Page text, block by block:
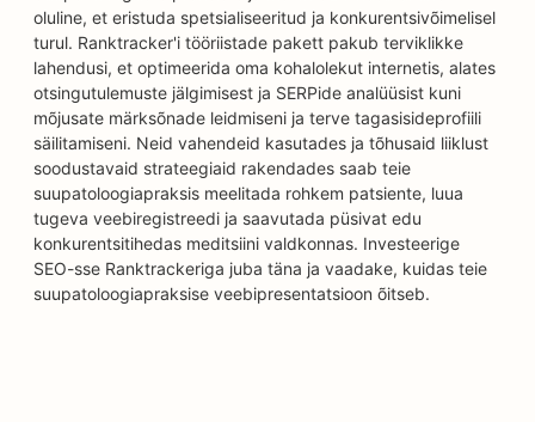
oluline, et eristuda spetsialiseeritud ja konkurentsivõimelisel
turul. Ranktracker'i tööriistade pakett pakub terviklikke
lahendusi, et optimeerida oma kohalolekut internetis, alates
otsingutulemuste jälgimisest ja SERPide analüüsist kuni
mõjusate märksõnade leidmiseni ja terve tagasisideprofiili
säilitamiseni. Neid vahendeid kasutades ja tõhusaid liiklust
soodustavaid strateegiaid rakendades saab teie
suupatoloogiapraksis meelitada rohkem patsiente, luua
tugeva veebiregistreedi ja saavutada püsivat edu
konkurentsitihedas meditsiini valdkonnas. Investeerige
SEO-sse Ranktrackeriga juba täna ja vaadake, kuidas teie
suupatoloogiapraksise veebipresentatsioon õitseb.